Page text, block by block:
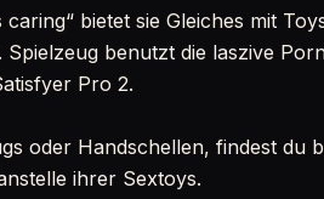
bietet sie Gleiches mit
benutzt die laszive
Pro 2.
oder Handschellen, findest du
ihrer Sextoys.